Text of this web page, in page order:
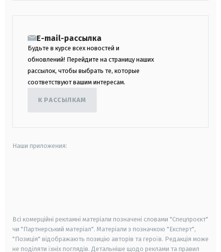
E-mail-рассылка
Будьте в курсе всех новостей и
обновлений! Перейдите на страницу наших
рассылок, чтобы выбрать те, которые
соответствуют вашим интересам.
К РАССЫЛКАМ
Наши приложения:
Всі комерційні рекламні матеріали позначені словами "Спецпроєкт"
чи "Партнерський матеріал". Матеріали з позначкою "Експерт",
"Позиція" відображають позицію авторів та героїв. Редакція може
не поділяти їхніх поглядів. Детальніше щодо реклами та правил